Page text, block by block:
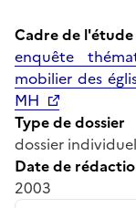
Cadre de l'étude
enquête
mobilier des
MH
Type de dossier
dossier individuel
Date de
2003